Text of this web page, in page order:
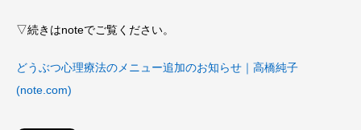
▽続きはnoteでご覧ください。
どうぶつ心理療法のメニュー追加のお知らせ｜高橋純子
(note.com)